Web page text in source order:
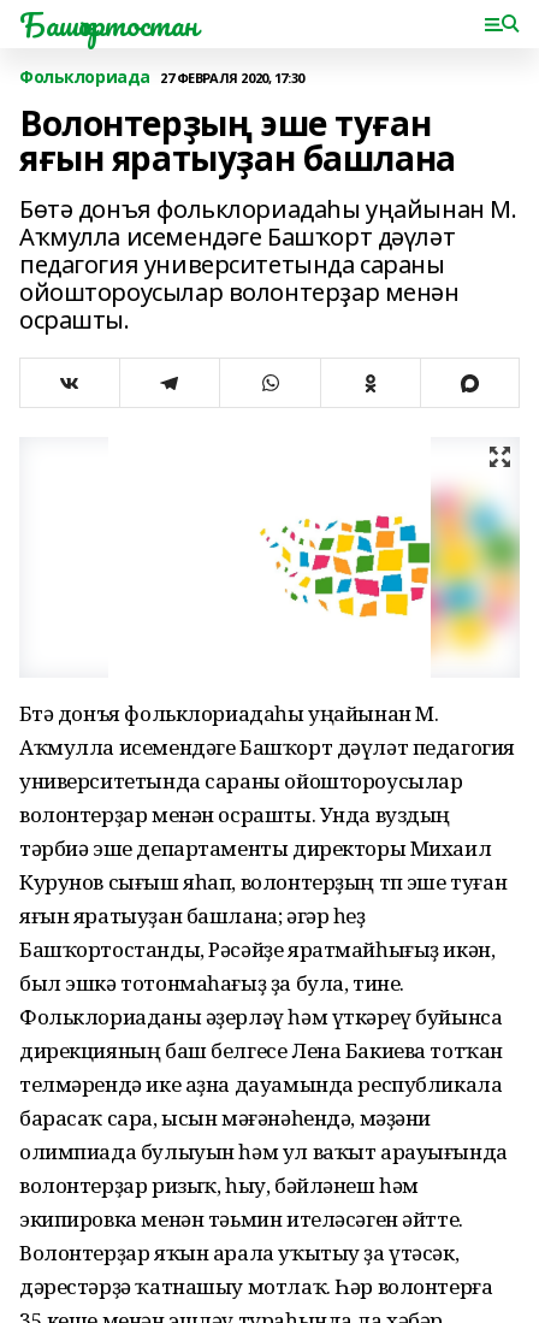
Башҡортостан
Фольклориада 27 ФЕВРАЛЯ 2020, 17:30
Волонтерҙың эше туған
яғын яратыуҙан башлана
Бөтә донъя фольклориадаһы уңайынан М.
Аҡмулла исемендәге Башҡорт дәүләт
педагогия университетында сараны
ойоштороусылар волонтерҙар менән
осрашты.
Бөтә донъя фольклориадаһы уңайынан М.
Аҡмулла исемендәге Башҡорт дәүләт педагогия
университетында сараны ойоштороусылар
волонтерҙар менән осрашты. Унда вуздың
тәрбиә эше департаменты директоры Михаил
Курунов сығыш яһап, волонтерҙың төп эше туған
яғын яратыуҙан башлана; әгәр һеҙ
Башҡортостанды, Рәсәйҙе яратмайһығыҙ икән,
был эшкә тотонмаһағыҙ ҙа була, тине.
Фольклориаданы әҙерләү һәм үткәреү буйынса
дирекцияның баш белгесе Лена Бакиева тотҡан
телмәрендә ике аҙна дауамында республикала
барасаҡ сара, ысын мәғәнәһендә, мәҙәни
олимпиада булыуын һәм ул ваҡыт арауығында
волонтерҙар ризыҡ, һыу, бәйләнеш һәм
экипировка менән тәьмин ителәсәген әйтте.
Волонтерҙар яҡын арала уҡытыу ҙа үтәсәк,
дәрестәрҙә ҡатнашыу мотлаҡ. Һәр волонтерға